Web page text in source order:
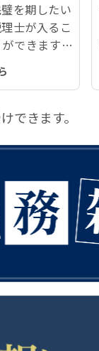
を期したい
士が入るこ
できます。
も、定款変
る登記もス
できます。